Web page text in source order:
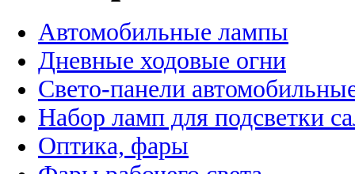
Автомобильные лампы
Дневные ходовые огни
Свето-панели
Набор ламп для подсветки
Оптика, фары